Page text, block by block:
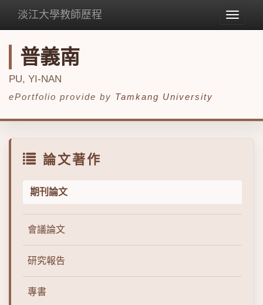
Toggle
淡江大學教師歷程
普義南
PU, YI-NAN
ePortfolio provide by Tamkang University
論文著作
期刊論文
會議論文
研究報告
專書